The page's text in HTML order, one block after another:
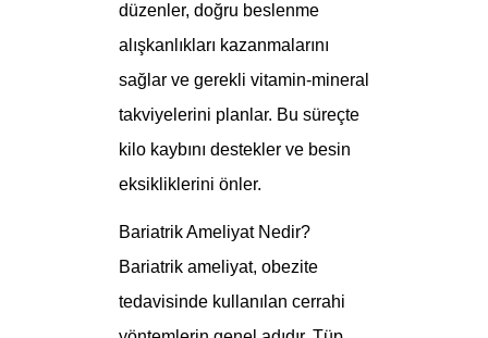
düzenler, doğru beslenme
alışkanlıkları kazanmalarını
sağlar ve gerekli vitamin-mineral
takviyelerini planlar. Bu süreçte
kilo kaybını destekler ve besin
eksikliklerini önler.
Bariatrik Ameliyat Nedir?
Bariatrik ameliyat, obezite
tedavisinde kullanılan cerrahi